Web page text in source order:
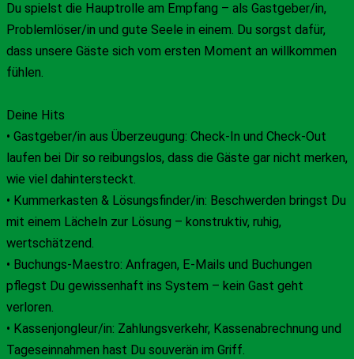
Du spielst die Hauptrolle am Empfang – als Gastgeber/in,
Problemlöser/in und gute Seele in einem. Du sorgst dafür,
dass unsere Gäste sich vom ersten Moment an willkommen
fühlen.
Deine Hits
• Gastgeber/in aus Überzeugung: Check-In und Check-Out
laufen bei Dir so reibungslos, dass die Gäste gar nicht merken,
wie viel dahintersteckt.
• Kummerkasten & Lösungsfinder/in: Beschwerden bringst Du
mit einem Lächeln zur Lösung – konstruktiv, ruhig,
wertschätzend.
• Buchungs-Maestro: Anfragen, E-Mails und Buchungen
pflegst Du gewissenhaft ins System – kein Gast geht
verloren.
• Kassenjongleur/in: Zahlungsverkehr, Kassenabrechnung und
Tageseinnahmen hast Du souverän im Griff.